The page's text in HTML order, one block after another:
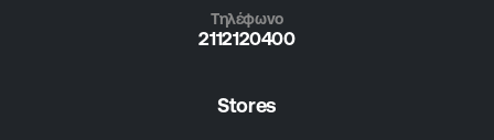
Τηλέφωνο
2112120400
Stores